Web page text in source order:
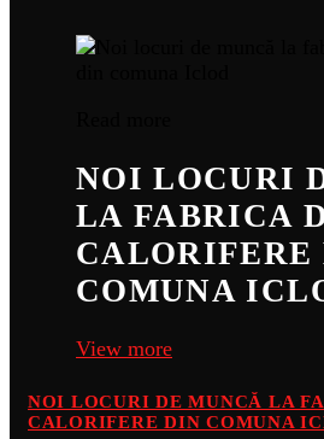
NOI LOCURI
LA FABRICA
CALORIFERE
COMUNA
View more
NOI LOCURI DE MUNCĂ LA
CALORIFERE DIN COMUNA